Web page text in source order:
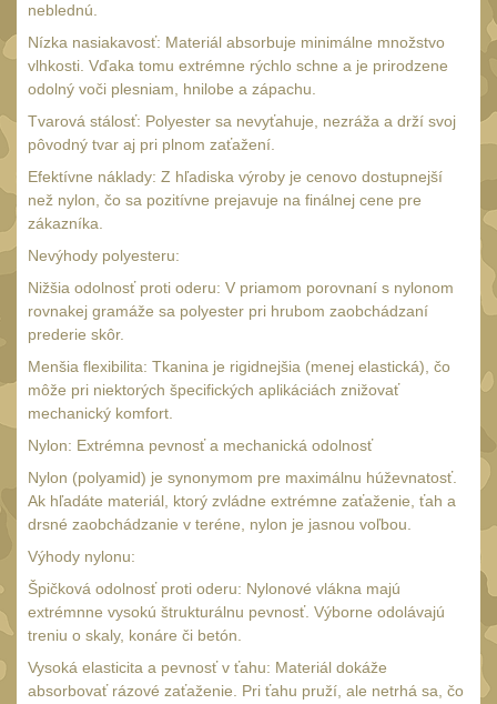
Hunter
BugBuster
Kolimátory 16
Schmidt&Bender
Delta Optical 2
Sightmark
Vector Optics5
ČIŠTĚNÍ A ÚDRŽBA (65)
Čištění
AR15 14
AK4710
.22
.223 (5.56mm)9
.243 .260 (6.5mm)
.270 .280 (7mm)
.30 .308 (7.62mm) 10
12GA, 20GA
.40 .41 10
neblednú.
Nízka nasiakavosť: Materiál absorbuje minimálne množstvo
vlhkosti. Vďaka tomu extrémne rýchlo schne a je prirodzene
odolný voči plesniam, hnilobe a zápachu.
Tvarová stálosť: Polyester sa nevyťahuje, nezráža a drží svoj
pôvodný tvar aj pri plnom zaťažení.
Efektívne náklady: Z hľadiska výroby je cenovo dostupnejší
než nylon, čo sa pozitívne prejavuje na finálnej cene pre
zákazníka.
Nevýhody polyesteru:
Nižšia odolnosť proti oderu: V priamom porovnaní s nylonom
rovnakej gramáže sa polyester pri hrubom zaobchádzaní
prederie skôr.
Menšia flexibilita: Tkanina je rigidnejšia (menej elastická), čo
môže pri niektorých špecifických aplikáciách znižovať
mechanický komfort.
Nylon: Extrémna pevnosť a mechanická odolnosť
Nylon (polyamid) je synonymom pre maximálnu húževnatosť.
Ak hľadáte materiál, ktorý zvládne extrémne zaťaženie, ťah a
drsné zaobchádzanie v teréne, nylon je jasnou voľbou.
Výhody nylonu:
Špičková odolnosť proti oderu: Nylonové vlákna majú
extrémnne vysokú štrukturálnu pevnosť. Výborne odolávajú
treniu o skaly, konáre či betón.
Vysoká elasticita a pevnosť v ťahu: Materiál dokáže
absorbovať rázové zaťaženie. Pri ťahu pruží, ale netrhá sa, čo